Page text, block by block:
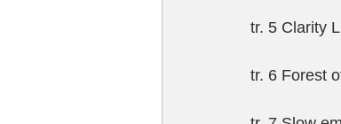
tr. 5 Clarity
tr. 6 Forest